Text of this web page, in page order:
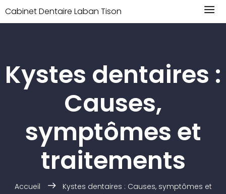
Cabinet Dentaire Laban Tison
Kystes dentaires :
Causes,
symptômes et
traitements
Accueil
Kystes dentaires : Causes, symptômes et